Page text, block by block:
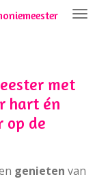
met
hart én
op de
genieten van